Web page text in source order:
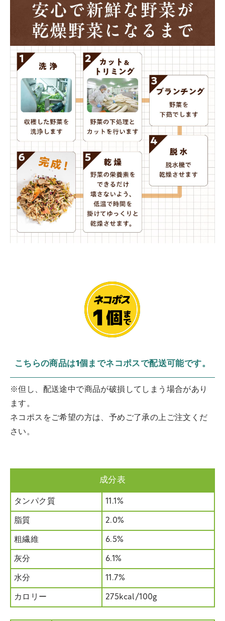
こちらの商品は1個までネコポスで配送可能です。
※但し、配送途中で商品が破損してしまう場合があり
ます。
ネコポスをご希望の方は、予めご了承の上ご注文くだ
さい。
成分表
タンパク質 11.1%
脂質 2.0%
粗繊維 6.5%
灰分 6.1%
水分 11.7%
カロリー 275kcal/100g